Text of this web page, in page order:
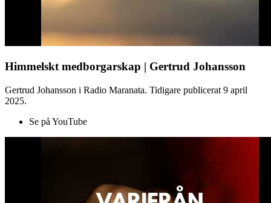
Himmelskt medborgarskap | Gertrud Johansson
Gertrud Johansson i Radio Maranata. Tidigare publicerat 9 april
2025.
Se på YouTube